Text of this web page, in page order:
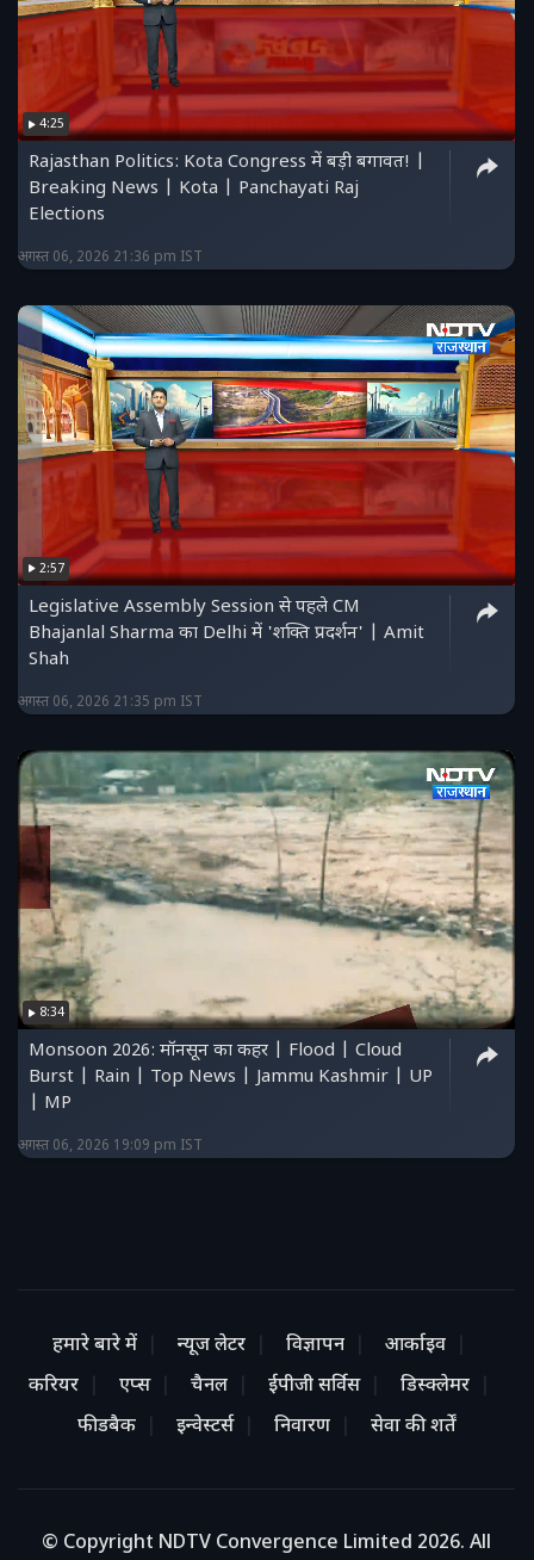
4:25
Rajasthan Politics: Kota Congress में बड़ी बगावत! |
Breaking News | Kota | Panchayati Raj
Elections
अगस्त 06, 2026 21:36 pm IST
2:57
Legislative Assembly Session से पहले CM
Bhajanlal Sharma का Delhi में 'शक्ति प्रदर्शन' | Amit
Shah
अगस्त 06, 2026 21:35 pm IST
8:34
Monsoon 2026: मॉनसून का कहर | Flood | Cloud
Burst | Rain | Top News | Jammu Kashmir | UP
| MP
अगस्त 06, 2026 19:09 pm IST
हमारे बारे में न्यूज लेटर विज्ञापन
आर्काइव
करियर
एप्स चैनल ईपीजी सर्विस
डिस्क्लेमर
फीडबैक
इन्वेस्टर्स निवारण सेवा की शर्तें
© Copyright NDTV Convergence Limited 2026. All